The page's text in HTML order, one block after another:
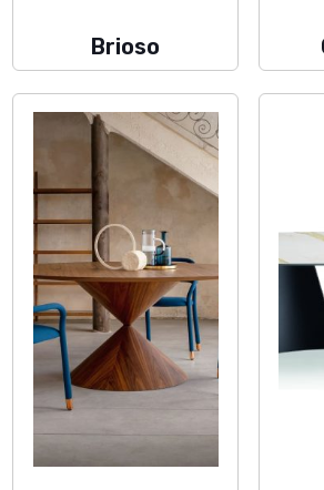
Brioso